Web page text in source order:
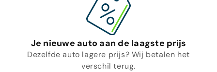
Je nieuwe auto aan de laagste prijs
Dezelfde auto lagere prijs? Wij betalen het
verschil terug.